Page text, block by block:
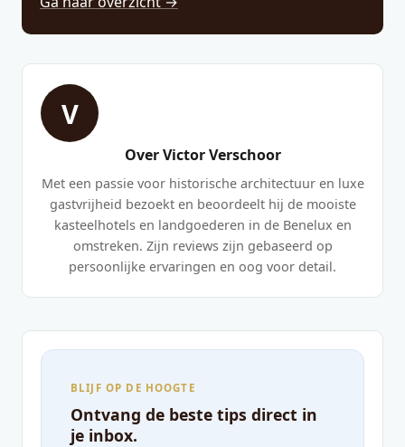
V
Over Victor Verschoor
Met een passie voor historische architectuur en luxe
gastvrijheid bezoekt en beoordeelt hij de mooiste
kasteelhotels en landgoederen in de Benelux en
omstreken. Zijn reviews zijn gebaseerd op
persoonlijke ervaringen en oog voor detail.
BLIJF OP DE HOOGTE
Ontvang de beste tips direct in
je inbox.